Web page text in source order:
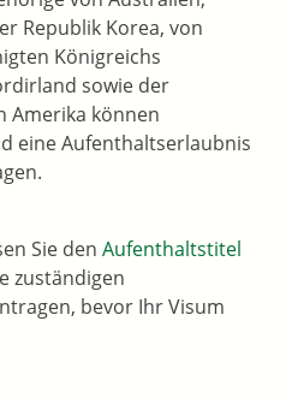
Republik Korea, von
Königreichs
sowie der
Amerika können
eine Aufenthaltserlaubnis
Sie den Aufenthaltstitel
zuständigen
bevor Ihr Visum